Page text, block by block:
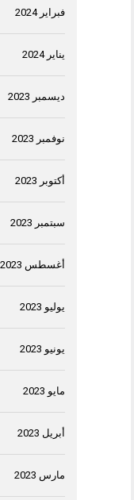
فبراير 2024
يناير 2024
ديسمبر 2023
نوفمبر 2023
أكتوبر 2023
سبتمبر 2023
أغسطس 2023
يوليو 2023
يونيو 2023
مايو 2023
أبريل 2023
مارس 2023